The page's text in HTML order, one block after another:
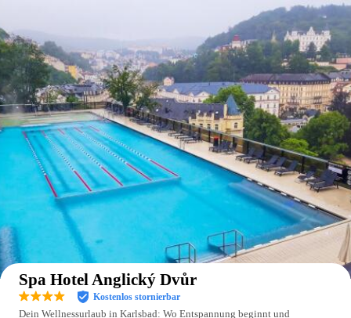
Auf der Karte anzeigen
Spa Hotel Anglický Dvůr
Kostenlos stornierbar
Dein Wellnessurlaub in Karlsbad: Wo Entspannung beginnt und